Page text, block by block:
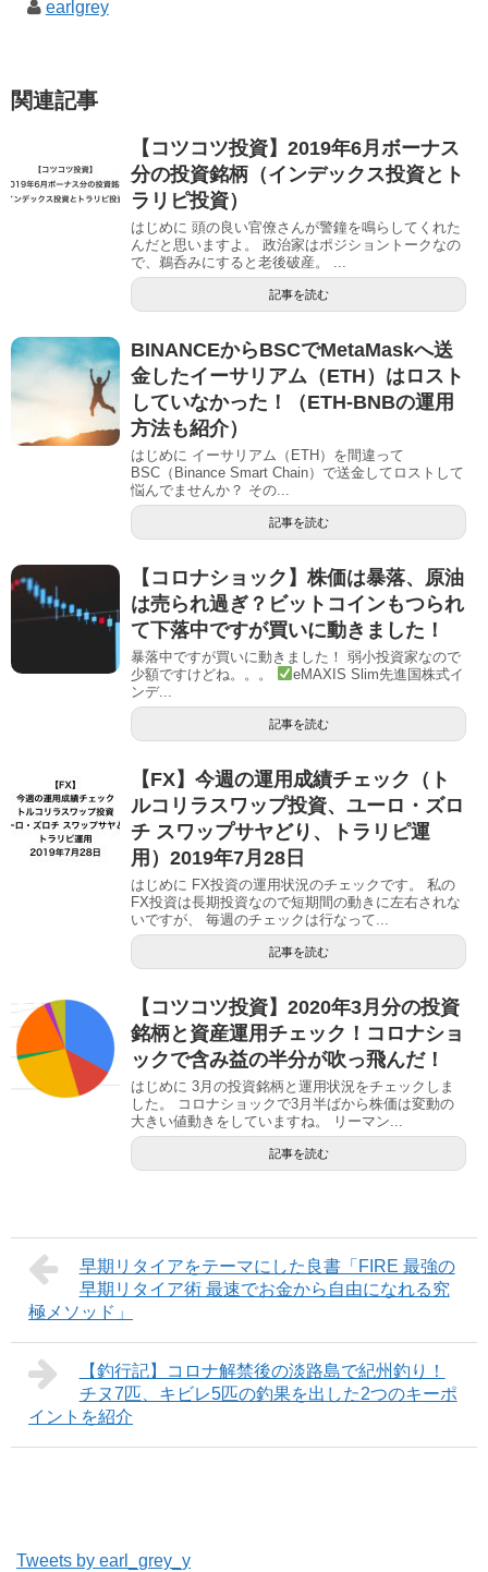
earlgrey
関連記事
【コツコツ投資】2019年6月ボーナス
分の投資銘柄（インデックス投資とト
ラリピ投資）
はじめに 頭の良い官僚さんが警鐘を鳴らしてくれた
んだと思いますよ。 政治家はポジショントークなの
で、鵜呑みにすると老後破産。 ...
記事を読む
BINANCEからBSCでMetaMaskへ送
金したイーサリアム（ETH）はロスト
していなかった！（ETH-BNBの運用
方法も紹介）
はじめに イーサリアム（ETH）を間違って
BSC（Binance Smart Chain）で送金してロストして
悩んでませんか？ その...
記事を読む
【コロナショック】株価は暴落、原油
は売られ過ぎ？ビットコインもつられ
て下落中ですが買いに動きました！
暴落中ですが買いに動きました！ 弱小投資家なので
少額ですけどね。。。
eMAXIS Slim先進国株式イ
ンデ...
記事を読む
【FX】今週の運用成績チェック（ト
ルコリラスワップ投資、ユーロ・ズロ
チ スワップサヤどり、トラリピ運
用）2019年7月28日
はじめに FX投資の運用状況のチェックです。 私の
FX投資は長期投資なので短期間の動きに左右されな
いですが、 毎週のチェックは行なって...
記事を読む
【コツコツ投資】2020年3月分の投資
銘柄と資産運用チェック！コロナショ
ックで含み益の半分が吹っ飛んだ！
はじめに 3月の投資銘柄と運用状況をチェックしま
した。 コロナショックで3月半ばから株価は変動の
大きい値動きをしていますね。 リーマン...
記事を読む
早期リタイアをテーマにした良書「FIRE 最強の
早期リタイア術 最速でお金から自由になれる究
極メソッド」
【釣行記】コロナ解禁後の淡路島で紀州釣り！
チヌ7匹、キビレ5匹の釣果を出した2つのキーポ
イントを紹介
Tweets by earl_grey_y